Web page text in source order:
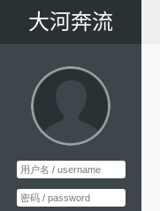
大河奔流